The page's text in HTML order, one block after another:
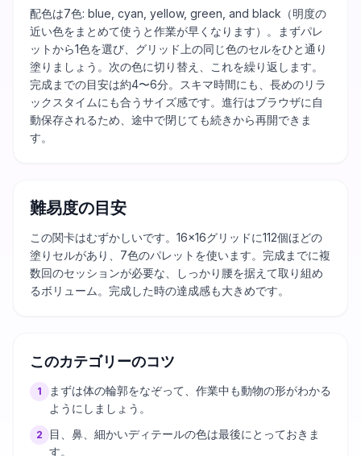
配色は7色: blue, cyan, yellow, green, and black（明度の
近い色をまとめて使うと作業が早くなります）。まずパレ
ットから1色を選び、グリッド上の同じ色のセルをひと通り
塗りましょう。次の色に切り替え、これを繰り返します。
完成までの目安は約4〜6分。スキマ時間にも、長めのリラ
ックスタイムにも合うサイズ感です。進行はブラウザに自
動保存されるため、途中で閉じても続きから再開できま
す。
難易度の目安
この関卡はむずかしいです。16×16グリッドに112個ほどの
塗りセルがあり、7色のパレットを使います。完成までに複
数回のセッションが必要な、しっかり腰を据えて取り組め
るボリューム。完成した時の達成感も大きめです。
このカテゴリーのコツ
1
まずは体の輪郭をなぞって、作業中も動物の形がわかる
ようにしましょう。
2
目、鼻、細かいディテールの色は最後にとっておきま
す。